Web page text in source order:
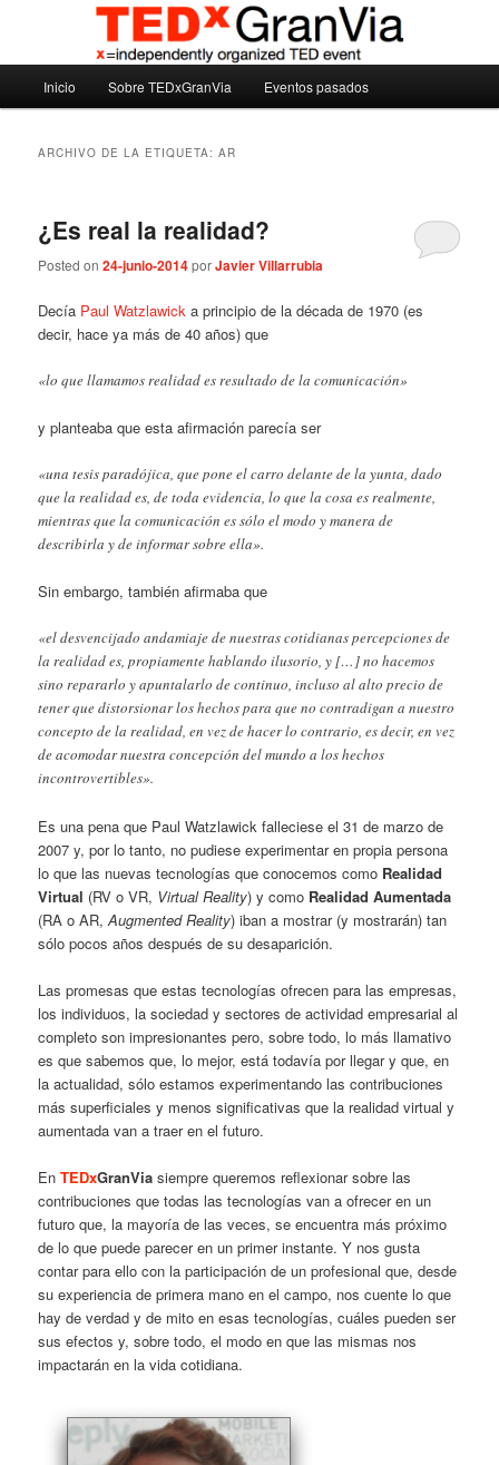
principal
secundarioTEDxGranVia
Madrid – España – Spain
Inicio Sobre TEDxGranVia Eventos pasados
ARCHIVO DE LA ETIQUETA:AR
¿Es real la realidad?
Posted on24-junio-2014porJavier Villarrubia
Decía Paul Watzlawick a principio de la década de 1970 (es
decir, hace ya más de 40 años) que
«lo que llamamos realidad es resultado de la comunicación»
y planteaba que esta afirmación parecía ser
«una tesis paradójica, que pone el carro delante de la yunta, dado
que la realidad es, de toda evidencia, lo que la cosa es realmente,
mientras que la comunicación es sólo el modo y manera de
describirla y de informar sobre ella».
Sin embargo, también afirmaba que
«el desvencijado andamiaje de nuestras cotidianas percepciones de
la realidad es, propiamente hablando ilusorio, y […] no hacemos
sino repararlo y apuntalarlo de continuo, incluso al alto precio de
tener que distorsionar los hechos para que no contradigan a nuestro
concepto de la realidad, en vez de hacer lo contrario, es decir, en vez
de acomodar nuestra concepción del mundo a los hechos
incontrovertibles».
Es una pena que Paul Watzlawick falleciese el 31 de marzo de
2007 y, por lo tanto, no pudiese experimentar en propia persona
lo que las nuevas tecnologías que conocemos como Realidad
Virtual (RV o VR, Virtual Reality) y como Realidad Aumentada
(RA o AR,Augmented Reality) iban a mostrar (y mostrarán) tan
sólo pocos años después de su desaparición.
Las promesas que estas tecnologías ofrecen para las empresas,
los individuos, la sociedad y sectores de actividad empresarial al
completo son impresionantes pero, sobre todo, lo más llamativo
es que sabemos que, lo mejor, está todavía por llegar y que, en
la actualidad, sólo estamos experimentando las contribuciones
más superficiales y menos significativas que la realidad virtual y
aumentada van a traer en el futuro.
EnTEDxGranVia siempre queremos reflexionar sobre las
contribuciones que todas las tecnologías van a ofrecer en un
futuro que, la mayoría de las veces, se encuentra más próximo
de lo que puede parecer en un primer instante. Y nos gusta
contar para ello con la participación de un profesional que, desde
su experiencia de primera mano en el campo, nos cuente lo que
hay de verdad y de mito en esas tecnologías, cuáles pueden ser
sus efectos y, sobre todo, el modo en que las mismas nos
impactarán en la vida cotidiana.